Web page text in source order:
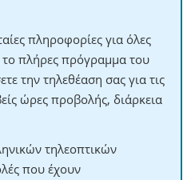
πληροφορίες για όλες
το πλήρες πρόγραμμα του
την τηλεθέαση σας για τις
ώρες προβολής, διάρκεια
τηλεοπτικών
που έχουν